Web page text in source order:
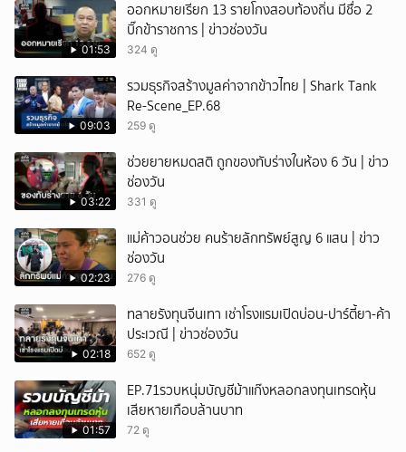
01:53
ออกหมายเรียก 13 รายโกงสอบท้องถิ่น มีชื่อ 2
บิ๊กข้าราชการ | ข่าวช่องวัน
324 ดู
09:03
รวมธุรกิจสร้างมูลค่าจากข้าวไทย | Shark Tank
Re-Scene_EP.68
259 ดู
03:22
ช่วยยายหมดสติ ถูกของทับร่างในห้อง 6 วัน | ข่าว
ช่องวัน
331 ดู
02:23
แม่ค้าวอนช่วย คนร้ายลักทรัพย์สูญ 6 แสน | ข่าว
ช่องวัน
276 ดู
02:18
ทลายรังทุนจีนเทา เช่าโรงแรมเปิดบ่อน-ปาร์ตี้ยา-ค้า
ประเวณี | ข่าวช่องวัน
652 ดู
01:57
EP.71รวบหนุ่มบัญชีม้าแก๊งหลอกลงทุนเทรดหุ้น
เสียหายเกือบล้านบาท
72 ดู
ยกเลิก